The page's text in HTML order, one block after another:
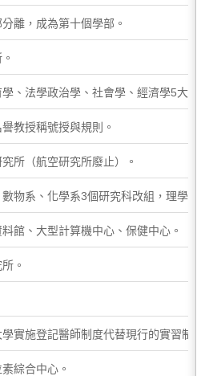
離，成為第十個學部。
學、法學政治學、社會學、經濟學5大
教授稱號授與規則。
所（航空研究所廢止）。
物系、化學系3個研究科改組，理學
館、大型計算機中心、保健中心。
。
實施登記醫師制度代替現行的實習
綜合中心。